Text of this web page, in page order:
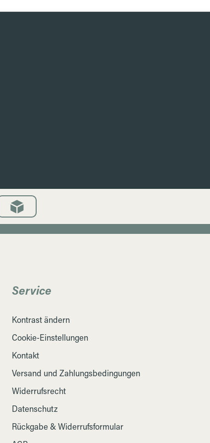
Service
Kontrast ändern
Cookie-Einstellungen
Kontakt
Versand und Zahlungsbedingungen
Widerrufsrecht
Datenschutz
Rückgabe & Widerrufsformular